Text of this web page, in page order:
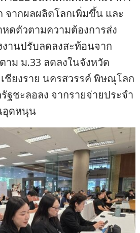
จากผลผลิตโลกเพิ่มขึ้น และ
หดตัวตามความต้องการส่ง
านปรับลดลงสะท้อนจาก
ม ม.33 ลดลงในจังหวัด
ชียงราย นครสวรรค์ พิษณุโลก
ฐชะลอลง จากรายจ่ายประจำ
อุดหนุน